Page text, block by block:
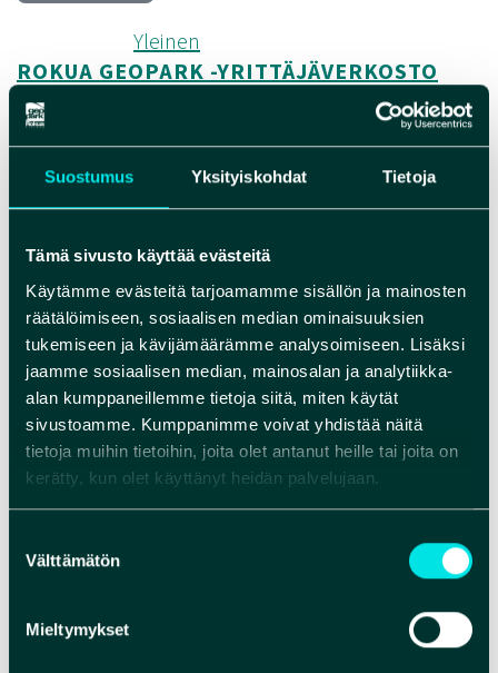
Suostumus Yksityiskohdat Tietoja
Tämä sivusto käyttää evästeitä
Käytämme evästeitä tarjoamamme sisällön ja mainosten
räätälöimiseen, sosiaalisen median ominaisuuksien
tukemiseen ja kävijämäärämme analysoimiseen. Lisäksi
jaamme sosiaalisen median, mainosalan ja analytiikka-
alan kumppaneillemme tietoja siitä, miten käytät
sivustoamme. Kumppanimme voivat yhdistää näitä
tietoja muihin tietoihin, joita olet antanut heille tai joita on
kerätty, kun olet käyttänyt heidän palvelujaan.
valinta
Välttämätön
Mieltymykset
Yleinen
ROKUA GEOPARK -YRITTÄJÄVERKOSTO
Kirjoitettu
(5 elokuun, 2026)
[…]
Lue lisää…from Rokua Geopark -yrittäjäverkosto
Kategoria(t):Yleinen
Etsi
ETSI
Recent Posts
Ruokaperinteet ja perinneruuat Rokua
Geoparkissa
Rokua Geoparkiin Oulujokilaaksoon
Oulu2026 Rokua Geoparkissa – Tarinoiden